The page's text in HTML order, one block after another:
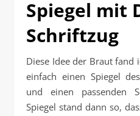
Spiegel mit
Schriftzug
Diese Idee der Braut fand
einfach einen Spiegel
und einen passenden
Spiegel stand dann so,